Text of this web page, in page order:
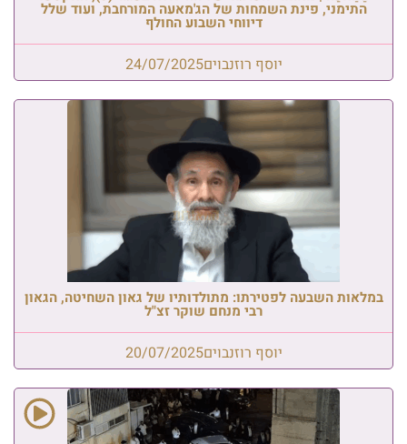
התימני, פינת השמחות של הג'מאעה המורחבת, ועוד שלל
דיווחי השבוע החולף
יוסף רוזנבוים24/07/2025
במלאות השבעה לפטירתו: מתולדותיו של גאון השחיטה, הגאון
רבי מנחם שוקר זצ"ל
יוסף רוזנבוים20/07/2025